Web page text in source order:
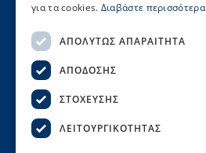
για τα cookies. Διαβάστε περισσότερα
ΑΠΟΛΎΤΩΣ ΑΠΑΡΑΊΤΗΤΑ
ΑΠΌΔΟΣΗΣ
ΣΤΌΧΕΥΣΗΣ
ΛΕΙΤΟΥΡΓΙΚΌΤΗΤΑΣ